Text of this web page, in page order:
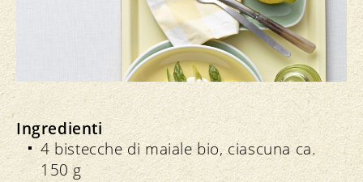
Ingredienti
4 bistecche di maiale bio, ciascuna ca.
150 g